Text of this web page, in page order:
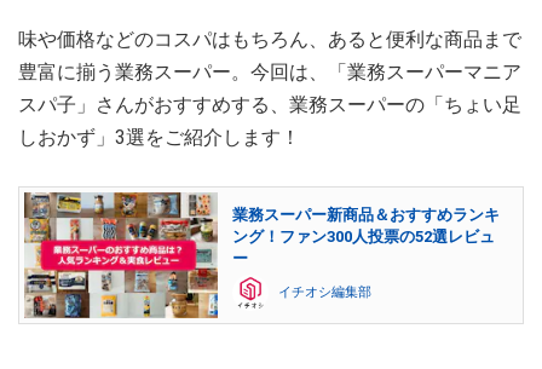
味や価格などのコスパはもちろん、あると便利な商品まで
豊富に揃う業務スーパー。今回は、「業務スーパーマニア
スパ子」さんがおすすめする、業務スーパーの「ちょい足
しおかず」3選をご紹介します！
業務スーパー新商品＆おすすめランキ
ング！ファン300人投票の52選レビュ
ー
イチオシ編集部